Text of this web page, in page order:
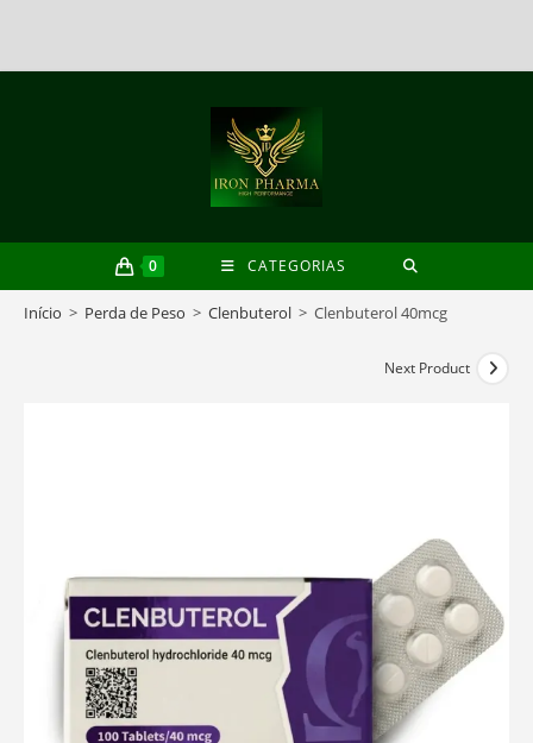
0 CATEGORIAS
Início > Perda de Peso > Clenbuterol > Clenbuterol 40mcg
Next Product